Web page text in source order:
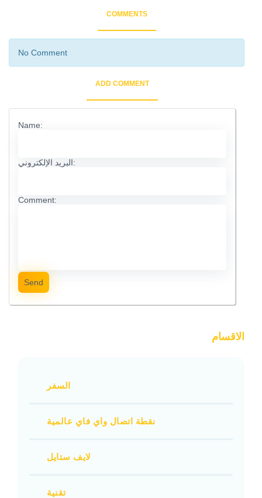
COMMENTS
No Comment
ADD COMMENT
Name:
البريد الإلكتروني:
Comment:
Send
الاقسام
السفر
نقطة اتصال واي فاي عالمية
لايف ستايل
تقنية